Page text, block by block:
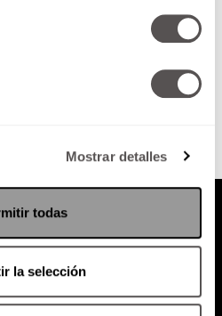
Mostrar detalles
todas
la selección
(suscripciones)